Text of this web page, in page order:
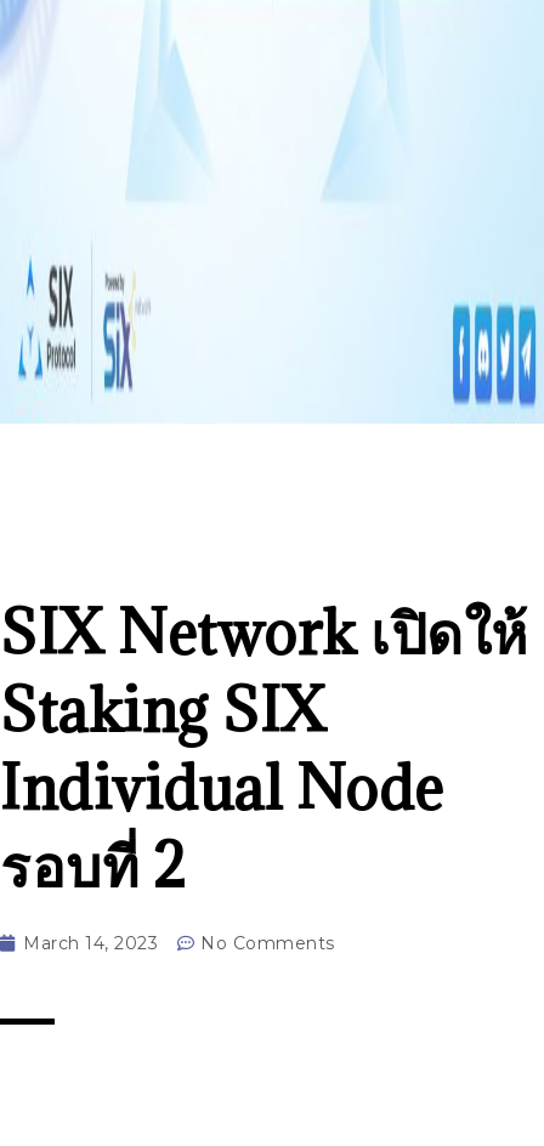
SIX Network เปิดให้
Staking SIX
Individual Node
รอบที่ 2
March 14, 2023 No Comments